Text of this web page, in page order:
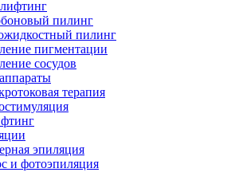
пилинг
пилинг
пигментации
сосудов
терапия
эпиляция
и фотоэпиляция